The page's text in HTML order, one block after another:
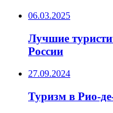
06.03.2025
Лучшие
России
27.09.2024
Туризм в Рио-